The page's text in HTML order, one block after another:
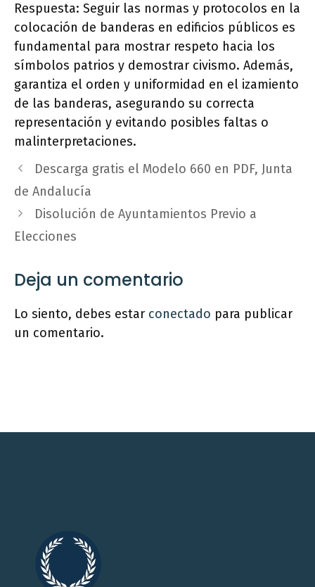
Respuesta: Seguir las normas y protocolos en la
colocación de banderas en edificios públicos es
fundamental para mostrar respeto hacia los
símbolos patrios y demostrar civismo. Además,
garantiza el orden y uniformidad en el izamiento
de las banderas, asegurando su correcta
representación y evitando posibles faltas o
malinterpretaciones.
Descarga gratis el Modelo 660 en PDF, Junta
de Andalucía
Disolución de Ayuntamientos Previo a
Elecciones
Deja un comentario
Lo siento, debes estar conectado para publicar
un comentario.